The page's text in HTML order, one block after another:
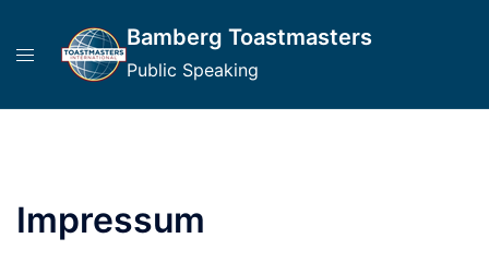
Bamberg Toastmasters
Public Speaking
Impressum